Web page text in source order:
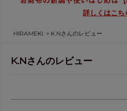
詳しくはこち
HIRAMEKI. K.Nさんのレビュー
K.Nさんのレビュー